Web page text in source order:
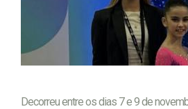
Decorreu entre os dias 7 e 9 de